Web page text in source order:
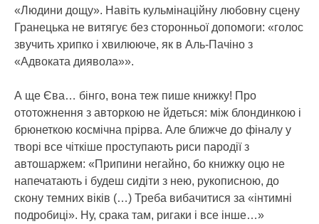
«Людини дощу». Навіть кульмінаційну любовну сцену
Гранецька не витягує без сторонньої допомоги: «голос
звучить хрипко і хвилююче, як в Аль-Пачіно з
«Адвоката диявола»».
А ще Єва… бінго, вона теж пише книжку! Про
ототожнення з авторкою не йдеться: між блондинкою і
брюнеткою космічна прірва. Але ближче до фіналу у
творі все чіткіше проступають риси пародії з
автошаржем: «Припини негайно, бо книжку оцю не
напечатають і будеш сидіти з нею, рукописною, до
скону темних віків (…) Треба вибачитися за «інтимні
подробиці». Ну, срака там, ригаки і все інше…»